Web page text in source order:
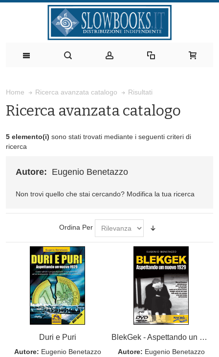
Home Ricerca avanzata catalogo Risultati
Ricerca avanzata catalogo
5 elemento(i) sono stati trovati mediante i seguenti criteri di
ricerca
Autore: Eugenio Benetazzo
Non trovi quello che stai cercando? Modifica la tua ricerca
Ordina Per
Duri e Puri
Autore: Eugenio Benetazzo
BlekGek - Aspettando un nuovo 1929. Con DVD
Autore: Eugenio Benetazzo